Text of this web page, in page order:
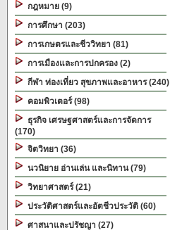
กฎหมาย (9)
การศึกษา (203)
การเกษตรและชีววิทยา (81)
การเมืองและการปกครอง (2)
กีฬา ท่องเที่ยว สุขภาพและอาหาร (240)
คอมพิวเตอร์ (98)
ธุรกิจ เศรษฐศาสตร์และการจัดการ
(170)
จิตวิทยา (36)
นวนิยาย อ่านเล่น และนิทาน (79)
วิทยาศาสตร์ (21)
ประวัติศาสตร์และอัตชีวประวัติ (60)
ศาสนาและปรัชญา (27)